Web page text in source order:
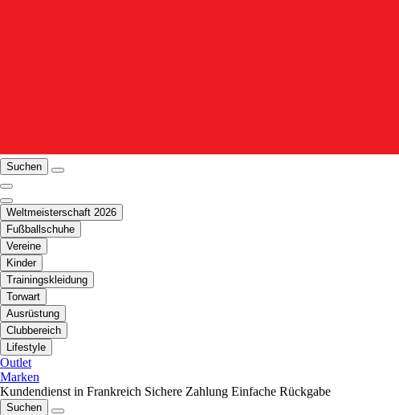
Suchen
Weltmeisterschaft 2026
Fußballschuhe
Vereine
Kinder
Trainingskleidung
Torwart
Ausrüstung
Clubbereich
Lifestyle
Outlet
Marken
Kundendienst in Frankreich Sichere Zahlung Einfache Rückgabe
Suchen